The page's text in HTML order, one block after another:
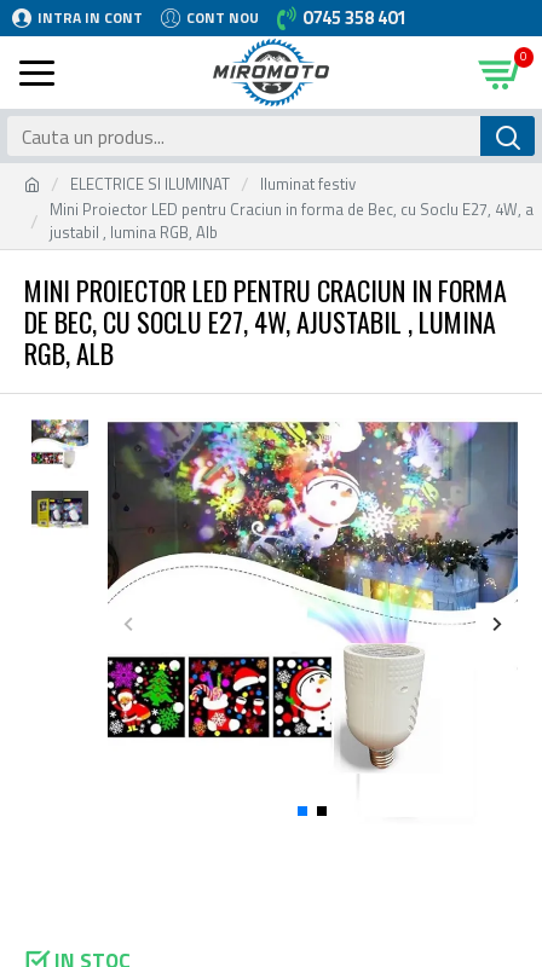
INTRA IN CONT CONT NOU 0745 358 401
0
ELECTRICE SI ILUMINAT
Iluminat festiv
Mini Proiector LED pentru Craciun in forma de Bec, cu Soclu E27, 4W, a
justabil , lumina RGB, Alb
MINI PROIECTOR LED PENTRU CRACIUN IN FORMA
DE BEC, CU SOCLU E27, 4W, AJUSTABIL , LUMINA
RGB, ALB
IN STOC